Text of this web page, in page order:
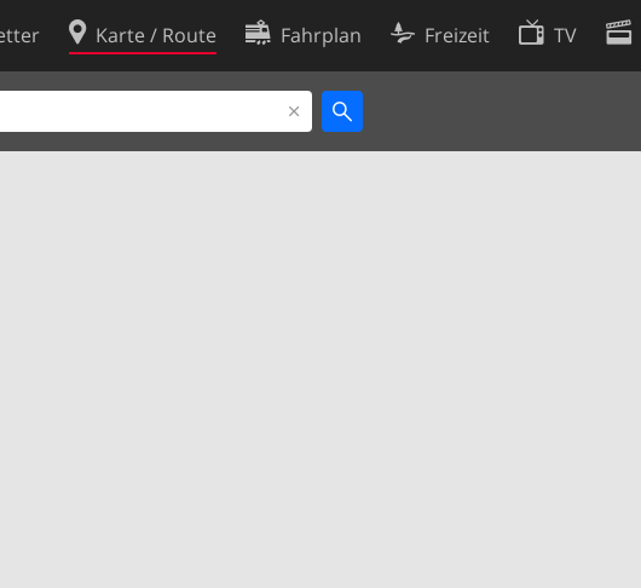
Karte / Route Fahrplan Freizeit TV
Cookie-Richtlinie
Cookie-Einstellungen